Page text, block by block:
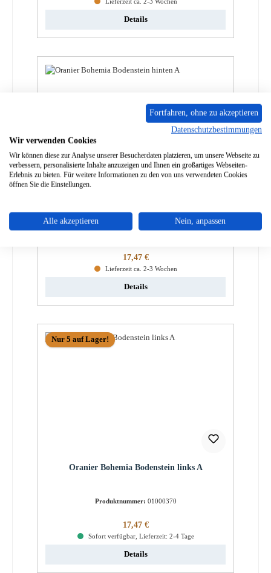
Details
Regulärer Preis:
17,47 €
Lieferzeit ca. 2-3 Wochen
Details
Nur 5 auf Lager!
Oranier Bohemia Bodenstein links A
Produktnummer: 01000370
Regulärer Preis:
17,47 €
Sofort verfügbar, Lieferzeit: 2-4 Tage
Details
Fortfahren, ohne zu akzeptieren
Datenschutzbestimmungen
Wir verwenden Cookies
Wir können diese zur Analyse unserer Besucherdaten platzieren, um unsere Webseite zu
verbessern, personalisierte Inhalte anzuzeigen und Ihnen ein großartiges Webseiten-
Erlebnis zu bieten. Für weitere Informationen zu den von uns verwendeten Cookies
öffnen Sie die Einstellungen.
Alle akzeptieren Nein, anpassen